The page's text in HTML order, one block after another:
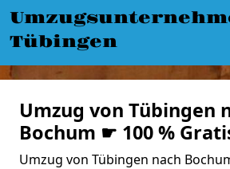
Tübingen
Umzug von Tübingen
Bochum ☛ 100 %
Umzug von Tübingen nach